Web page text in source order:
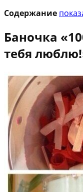
Содержание
Баночка
тебя